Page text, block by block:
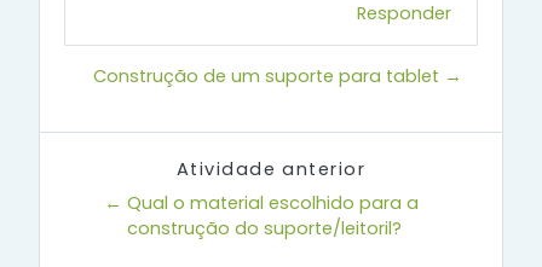
Responder
Construção de um suporte para tablet →
Atividade anterior
← Qual o material escolhido para a
construção do suporte/leitoril?